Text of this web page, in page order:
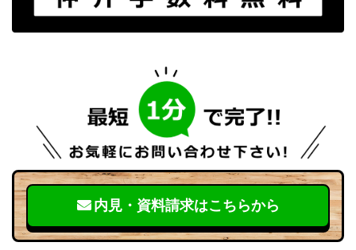
内見・資料請求はこちらから